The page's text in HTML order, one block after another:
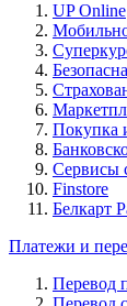
UP Online
Покупка
Сервисы
Finstore
Белкарт
Платежи и
Перевод